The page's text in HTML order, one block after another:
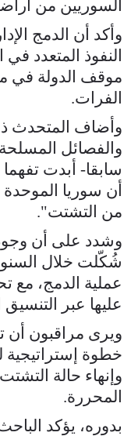
السوريين من
وأكد أن الدمج
النفوذ المتعدد
موقف الدولة في
الفرات.
وأضاف المتحدث
والفصائل
سابقا- أبدت تفهما
أن سوريا
من التشتت".
وشدد على أن
شُكّلت خلال
عملية الدمج، مع
عليها عبر
ويرى مراقبون
خطوة إستراتيجية
وإنهاء حالة
المحررة.
بدوره، يؤكد